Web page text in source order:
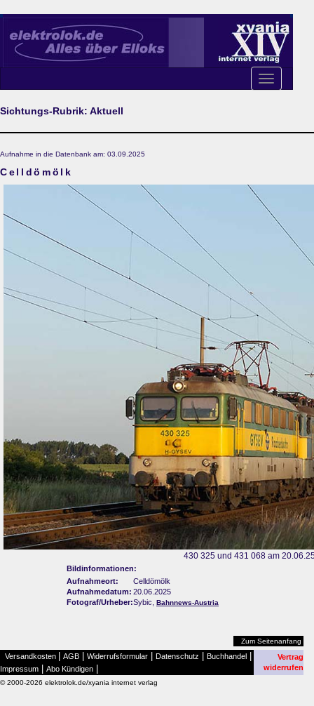
Toggle
navigation
Sichtungs-Rubrik: Aktuell
Aufnahme in die Datenbank am: 03.09.2025
Celldömölk
430 325 und 431 068 am
Bildinformationen:
Aufnahmeort:
Celldömölk
Aufnahmedatum: 20.06.2025
Fotograf/Urheber:Sybic, Bahnnews-Austria
Zum Seitenanfang
Versandkosten AGB Widerrufsformular Datenschutz Buchhandel
Impressum Abo Kündigen
Vertrag
widerrufen
© 2000-2026 elektrolok.de/xyania internet verlag